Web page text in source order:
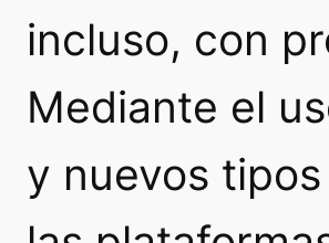
incluso, con
Mediante el
y nuevos